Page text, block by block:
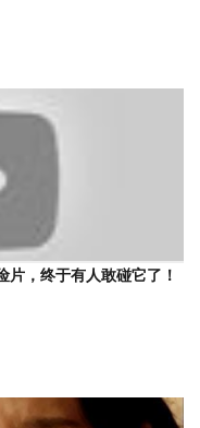
片，终于有人敢碰它了！